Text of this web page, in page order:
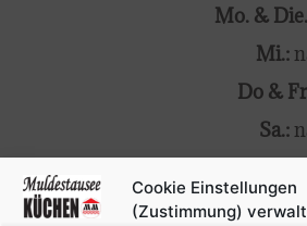
Cookie Einstellungen
(Zustimmung)
Mo. &
Mi.:
Do &
Sa.: